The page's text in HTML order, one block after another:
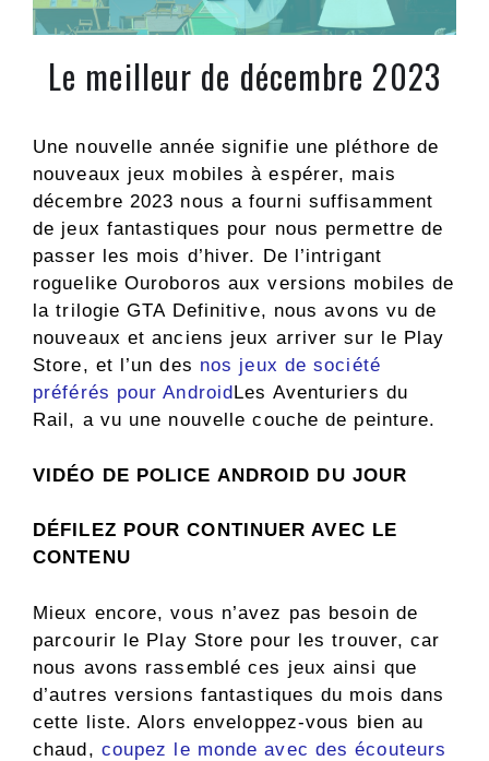
Le meilleur de décembre 2023
Une nouvelle année signifie une pléthore de
nouveaux jeux mobiles à espérer, mais
décembre 2023 nous a fourni suffisamment
de jeux fantastiques pour nous permettre de
passer les mois d’hiver. De l’intrigant
roguelike Ouroboros aux versions mobiles de
la trilogie GTA Definitive, nous avons vu de
nouveaux et anciens jeux arriver sur le Play
Store, et l’un des nos jeux de société
préférés pour Android Les Aventuriers du
Rail, a vu une nouvelle couche de peinture.
VIDÉO DE POLICE ANDROID DU JOUR
DÉFILEZ POUR CONTINUER AVEC LE
CONTENU
Mieux encore, vous n’avez pas besoin de
parcourir le Play Store pour les trouver, car
nous avons rassemblé ces jeux ainsi que
d’autres versions fantastiques du mois dans
cette liste. Alors enveloppez-vous bien au
chaud, coupez le monde avec des écouteurs